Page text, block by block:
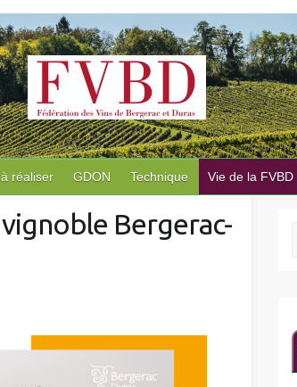
réaliser GDON Technique Vie de la FVBD
Bergerac-